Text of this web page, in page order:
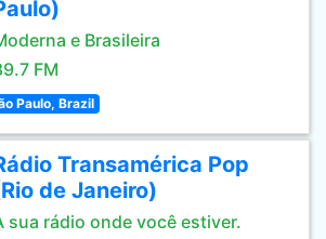
e Brasileira
FM
Paulo, Brazil
Transamérica Pop
de Janeiro)
sua rádio onde você estiver.